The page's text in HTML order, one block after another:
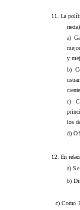
11. La
rrecta):
a)
y
b)
c)
los
d)
12. En
a)
b)
c) Como